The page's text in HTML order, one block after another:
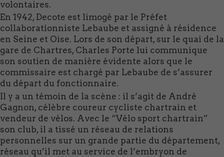
volontaires.
En 1942, Decote est limogé par le Préfet
collaborationniste Lebaube et assigné à résidence
en Seine et Oise. Lors de son départ, sur le quai de la
gare de Chartres, Charles Porte lui communique
son soutien de manière évidente alors que le
commissaire est chargé par Lebaube de s’assurer
du départ du fonctionnaire.
Il y a un témoin de la scène : il s’agit de André
Gagnon, célèbre coureur cycliste chartrain et
vendeur de vélos. Avec le “Vélo sport chartrain”
son club, il a tissé un réseau de relations
personnelles sur un grande partie du département,
réseau qu’il met au service de l’embryon de